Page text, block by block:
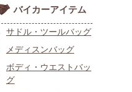
バイカーアイテム
サドル・ツールバッグ
メディスンバッグ
ボディ・ウエストバッ
グ